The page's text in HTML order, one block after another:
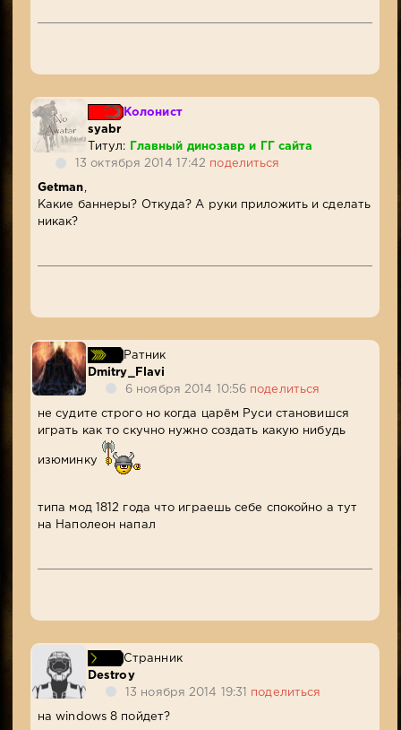
Колонист
syabr
Титул:
Главный динозавр и ГГ сайта
13 октября 2014 17:42 поделиться
Getman
Какие баннеры? Откуда? А руки приложить и сделать
никак?
Ратник
Dmitry_Flavi
6 ноября 2014 10:56 поделиться
не судите строго но когда царём Руси становишся
играть как то скучно нужно создать какую нибудь
изюминку
типа мод 1812 года что играешь себе спокойно а тут
на Наполеон напал
Странник
Destroy
13 ноября 2014 19:31 поделиться
на windows 8 пойдет?